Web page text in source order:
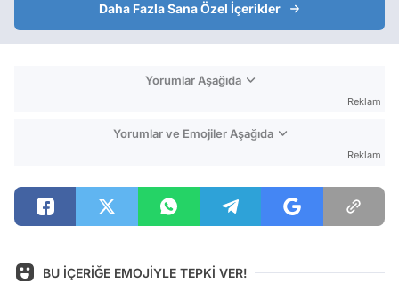
Daha Fazla Sana Özel İçerikler
Yorumlar Aşağıda
Reklam
Yorumlar ve Emojiler Aşağıda
Reklam
BU İÇERİĞE EMOJİYLE TEPKİ VER!